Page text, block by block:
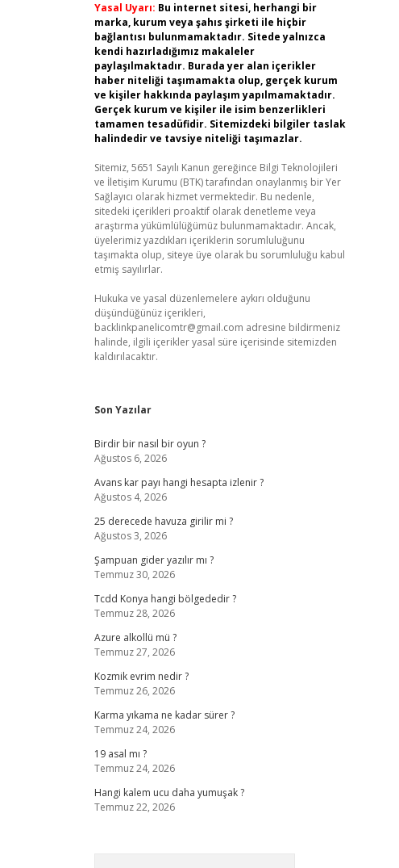
Yasal Uyarı: Bu internet sitesi, herhangi bir
marka, kurum veya şahıs şirketi ile hiçbir
bağlantısı bulunmamaktadır. Sitede yalnızca
kendi hazırladığımız makaleler
paylaşılmaktadır. Burada yer alan içerikler
haber niteliği taşımamakta olup, gerçek kurum
ve kişiler hakkında paylaşım yapılmamaktadır.
Gerçek kurum ve kişiler ile isim benzerlikleri
tamamen tesadüfidir. Sitemizdeki bilgiler taslak
halindedir ve tavsiye niteliği taşımazlar.
Sitemiz, 5651 Sayılı Kanun gereğince Bilgi Teknolojileri
ve İletişim Kurumu (BTK) tarafından onaylanmış bir Yer
Sağlayıcı olarak hizmet vermektedir. Bu nedenle,
sitedeki içerikleri proaktif olarak denetleme veya
araştırma yükümlülüğümüz bulunmamaktadır. Ancak,
üyelerimiz yazdıkları içeriklerin sorumluluğunu
taşımakta olup, siteye üye olarak bu sorumluluğu kabul
etmiş sayılırlar.
Hukuka ve yasal düzenlemelere aykırı olduğunu
düşündüğünüz içerikleri,
backlinkpanelicomtr@gmail.com adresine bildirmeniz
halinde, ilgili içerikler yasal süre içerisinde sitemizden
kaldırılacaktır.
Son Yazılar
Birdir bir nasıl bir oyun ?
Ağustos 6, 2026
Avans kar payı hangi hesapta izlenir ?
Ağustos 4, 2026
25 derecede havuza girilir mi ?
Ağustos 3, 2026
Şampuan gider yazılır mı ?
Temmuz 30, 2026
Tcdd Konya hangi bölgededir ?
Temmuz 28, 2026
Azure alkollü mü ?
Temmuz 27, 2026
Kozmik evrim nedir ?
Temmuz 26, 2026
Karma yıkama ne kadar sürer ?
Temmuz 24, 2026
19 asal mı ?
Temmuz 24, 2026
Hangi kalem ucu daha yumuşak ?
Temmuz 22, 2026